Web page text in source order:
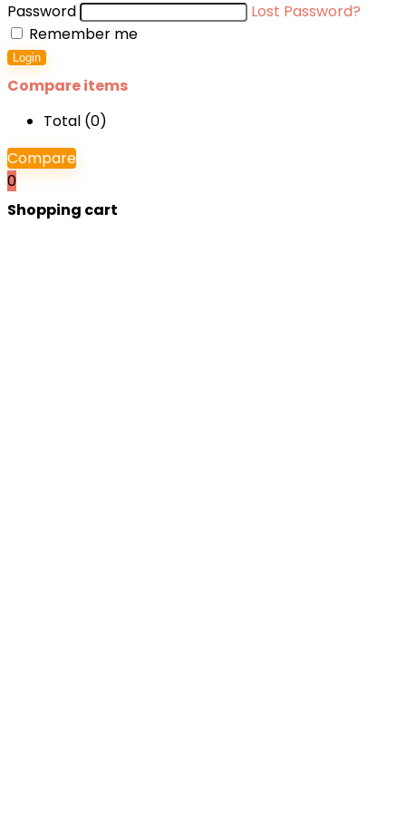
Password
Lost Password?
Remember me
Login
Compare items
Total (0)
Compare
0
Shopping cart